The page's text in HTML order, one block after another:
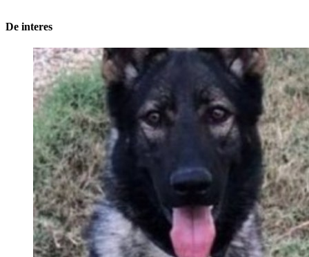
De interes